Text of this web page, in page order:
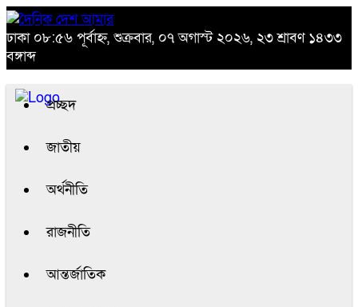
ঢাকা ০৮:৫৬ পূর্বাহ্ন, শুক্রবার, ০৭ অগাস্ট ২০২৬, ২৩ শ্রাবণ ১৪৩৩
বঙ্গাব্দ
প্রচ্ছদ
জাতীয়
অর্থনীতি
রাজনীতি
আন্তর্জাতিক